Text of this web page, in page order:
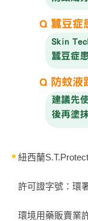
紐西蘭
許可證字號：環
環境用藥販賣業